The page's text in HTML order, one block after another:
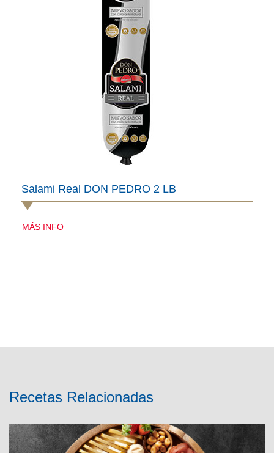
Salami Real DON PEDRO 2 LB
MÁS INFO
Recetas Relacionadas